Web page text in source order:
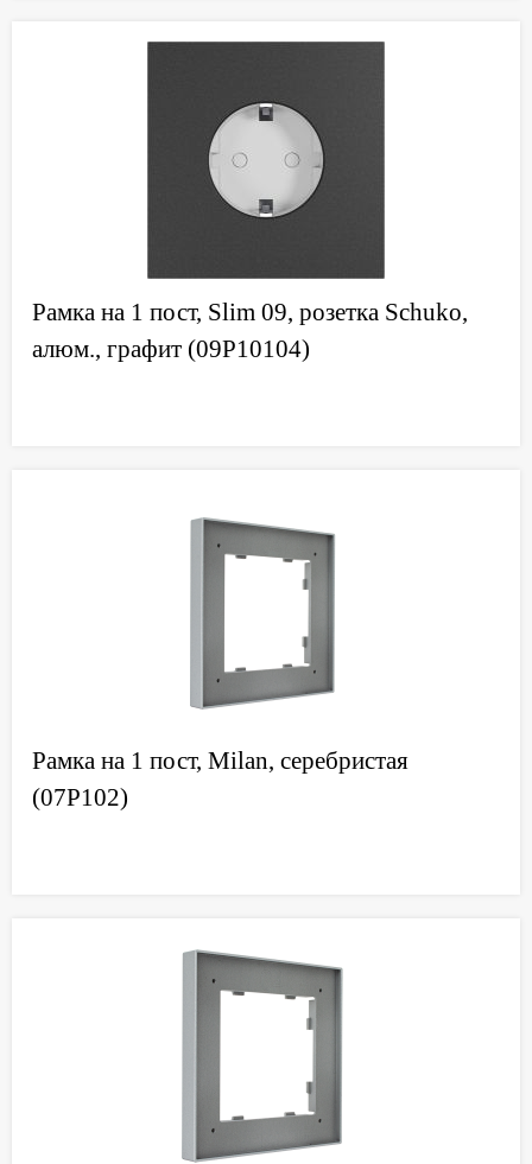
Рамка на 1 пост, Slim 09, розетка Schuko,
алюм., графит (09P10104)
Рамка на 1 пост, Milan, серебристая
(07P102)